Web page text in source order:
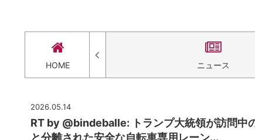
HOME ニュース
2026.05.14
RT by @bindeballe: トランプ大統領が訪問中
と分離された安全な自転車専用レーン...